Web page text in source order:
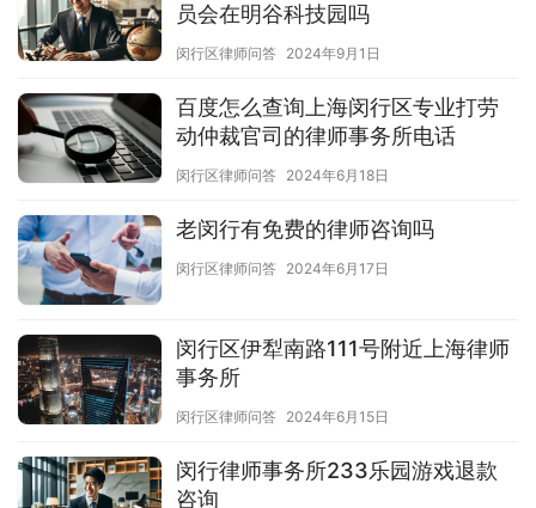
员会在明谷科技园吗
闵行区律师问答 2024年9月1日
百度怎么查询上海闵行区专业打劳
动仲裁官司的律师事务所电话
闵行区律师问答 2024年6月18日
老闵行有免费的律师咨询吗
闵行区律师问答 2024年6月17日
闵行区伊犁南路111号附近上海律师
事务所
闵行区律师问答 2024年6月15日
闵行律师事务所233乐园游戏退款
咨询